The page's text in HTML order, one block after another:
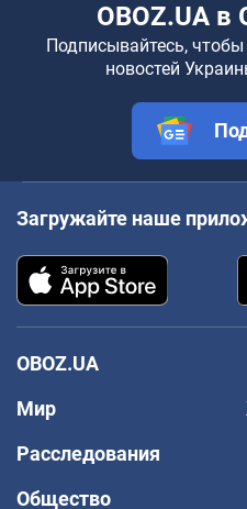
OBOZ.UA в
Подписывайтесь,
новостей
Загружайте наше
OBOZ.UA
Мир
Расследования
Общество